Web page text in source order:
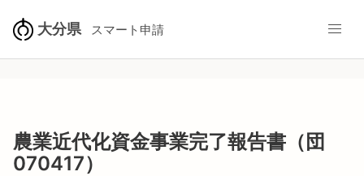
大分県 スマート申請
農業近代化資金事業完了報告書（団
070417）